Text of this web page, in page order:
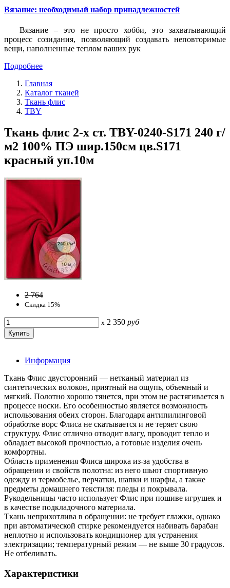
Вязание: необходимый набор принадлежностей
Вязание – это не просто хобби, это захватывающий
процесс созидания, позволяющий создавать неповторимые
вещи, наполненные теплом ваших рук
Подробнее
Главная
Каталог тканей
Ткань флис
TBY
Ткань флис 2-х ст. TBY-0240-S171 240 г/
м2 100% ПЭ шир.150см цв.S171
красный уп.10м
2 764
Скидка 15%
x 2 350 руб
Информация
Ткань Флис двусторонний — нетканый материал из
синтетических волокон, приятный на ощупь, объемный и
мягкий. Полотно хорошо тянется, при этом не растягивается в
процессе носки. Его особенностью является возможность
использования обеих сторон. Благодаря антипилинговой
обработке ворс Флиса не скатывается и не теряет свою
структуру. Флис отлично отводит влагу, проводит тепло и
обладает высокой прочностью, а готовые изделия очень
комфортны.
Область применения Флиса широка из-за удобства в
обращении и свойств полотна: из него шьют спортивную
одежду и термобелье, перчатки, шапки и шарфы, а также
предметы домашнего текстиля: пледы и покрывала.
Рукодельницы часто использует Флис при пошиве игрушек и
в качестве подкладочного материала.
Ткань неприхотлива в обращении: не требует глажки, однако
при автоматической стирке рекомендуется набивать барабан
неплотно и использовать кондиционер для устранения
электризации; температурный режим — не выше 30 градусов.
Не отбеливать.
Характеристики